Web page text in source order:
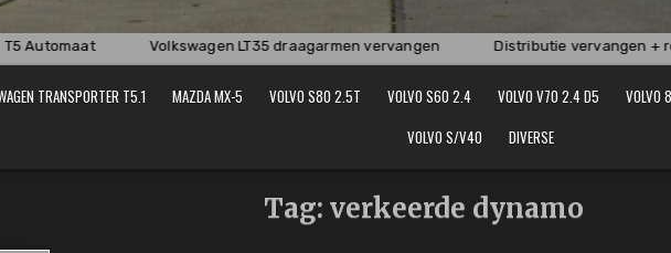
Automaat Volkswagen LT35 draagarmen vervangen Distributie vervangen +
TRANSPORTER T5.1 MAZDA MX-5 VOLVO S80 2.5T VOLVO S60 2.4 VOLVO V70 2.4 D5
VOLVO S/V40
DIVERSE
Tag: verkeerde dynamo